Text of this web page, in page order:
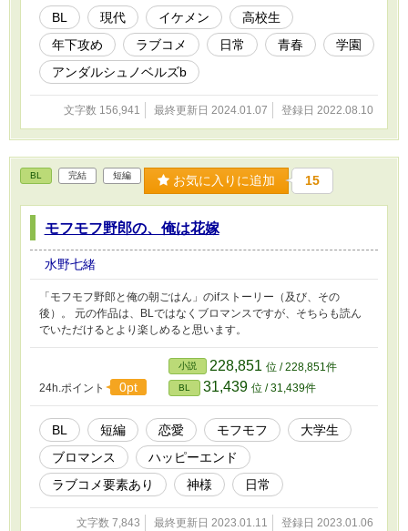
BL 現代 イケメン
高校生
年下攻め
ラブコメ 日常 青春
学園
アンダルシュノベルズb
文字数 156,941 最終更新日 2024.01.07 登録日 2022.08.10
BL 完結 短編 お気に入りに追加 15
モフモフ野郎の、俺は花嫁
水野七緒
「モフモフ野郎と俺の朝ごはん」のifストーリー（及び、その
後）。 元の作品は、BLではなくブロマンスですが、そちらも読ん
でいただけるとより楽しめると思います。
24h.ポイント 0pt
小説 228,851 位 / 228,851件
BL 31,439 位 / 31,439件
BL 短編 恋愛 モフモフ
大学生
ブロマンス
ハッピーエンド
ラブコメ要素あり
神様 日常
文字数 7,843 最終更新日 2023.01.11 登録日 2023.01.06